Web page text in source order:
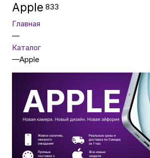
Туризм и
Товары для
Apple 833
Главная
—
Каталог
—Apple